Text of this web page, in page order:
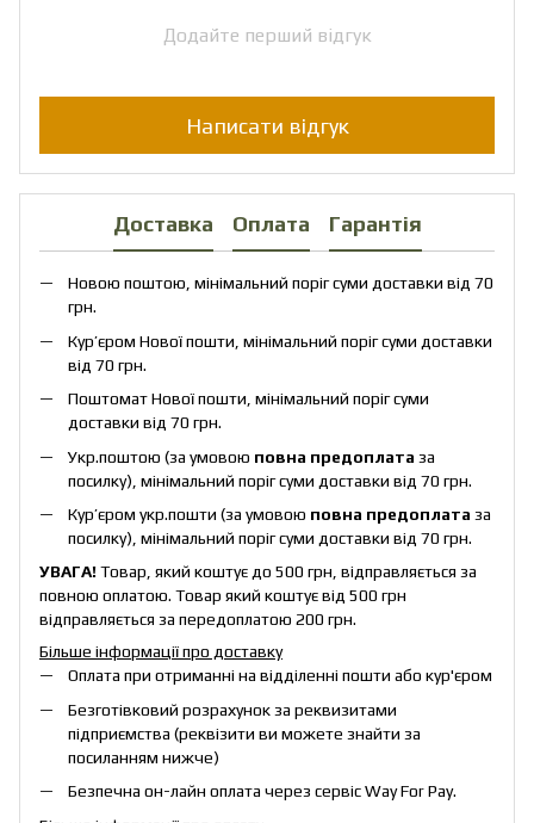
Додайте перший відгук
Написати відгук
Доставка Оплата Гарантія
Новою поштою, мінімальний поріг суми доставки від 70
грн.
Кур’єром Нової пошти, мінімальний поріг суми доставки
від 70 грн.
Поштомат Нової пошти, мінімальний поріг суми
доставки від 70 грн.
Укр.поштою (за умовою повна предоплата за
посилку), мінімальний поріг суми доставки від 70 грн.
Кур’єром укр.пошти (за умовою повна предоплата за
посилку), мінімальний поріг суми доставки від 70 грн.
УВАГА!Товар, який коштує до 500 грн, відправляється за
повною оплатою. Товар який коштує від 500 грн
відправляється за передоплатою 200 грн.
Більше інформації про доставку
Оплата при отриманні на відділенні пошти або кур'єром
Безготівковий розрахунок за реквизитами
підприємства (реквізити ви можете знайти за
посиланням нижче)
Безпечна он-лайн оплата через сервіс Way For Pay.